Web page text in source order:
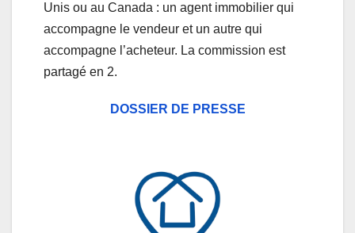
Unis ou au Canada : un agent immobilier qui
accompagne le vendeur et un autre qui
accompagne l’acheteur. La commission est
partagé en 2.
DOSSIER DE PRESSE